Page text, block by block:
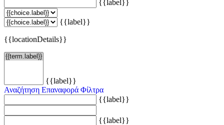
{{label}}
{{label}}
{{locationDetails}}
{{label}}
Αναζήτηση Επαναφορά Φίλτρα
{{label}}
{{label}}